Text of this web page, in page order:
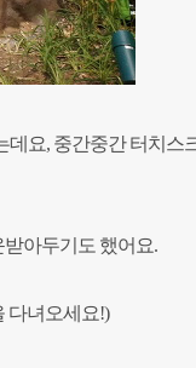
데요, 중간중간 터치스
아두기도 했어요.
다녀오세요!)